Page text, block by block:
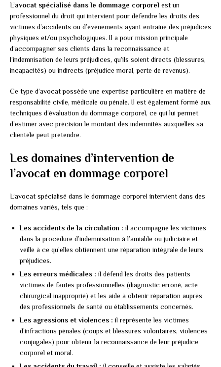
L’avocat spécialisé dans le dommage corporel est un
professionnel du droit qui intervient pour défendre les droits des
victimes d’accidents ou d’événements ayant entraîné des préjudices
physiques et/ou psychologiques. Il a pour mission principale
d’accompagner ses clients dans la reconnaissance et
l’indemnisation de leurs préjudices, qu’ils soient directs (blessures,
incapacités) ou indirects (préjudice moral, perte de revenus).
Ce type d’avocat possède une expertise particulière en matière de
responsabilité civile, médicale ou pénale. Il est également formé aux
techniques d’évaluation du dommage corporel, ce qui lui permet
d’estimer avec précision le montant des indemnités auxquelles sa
clientèle peut prétendre.
Les domaines d’intervention de
l’avocat en dommage corporel
L’avocat spécialisé dans le dommage corporel intervient dans des
domaines variés, tels que :
Les accidents de la circulation : il accompagne les victimes
dans la procédure d’indemnisation à l’amiable ou judiciaire et
veille à ce qu’elles obtiennent une réparation intégrale de leurs
préjudices.
Les erreurs médicales : il défend les droits des patients
victimes de fautes professionnelles (diagnostic erroné, acte
chirurgical inapproprié) et les aide à obtenir réparation auprès
des professionnels de santé ou établissements concernés.
Les agressions et violences : il représente les victimes
d’infractions pénales (coups et blessures volontaires, violences
conjugales) pour obtenir la reconnaissance de leur préjudice
corporel et moral.